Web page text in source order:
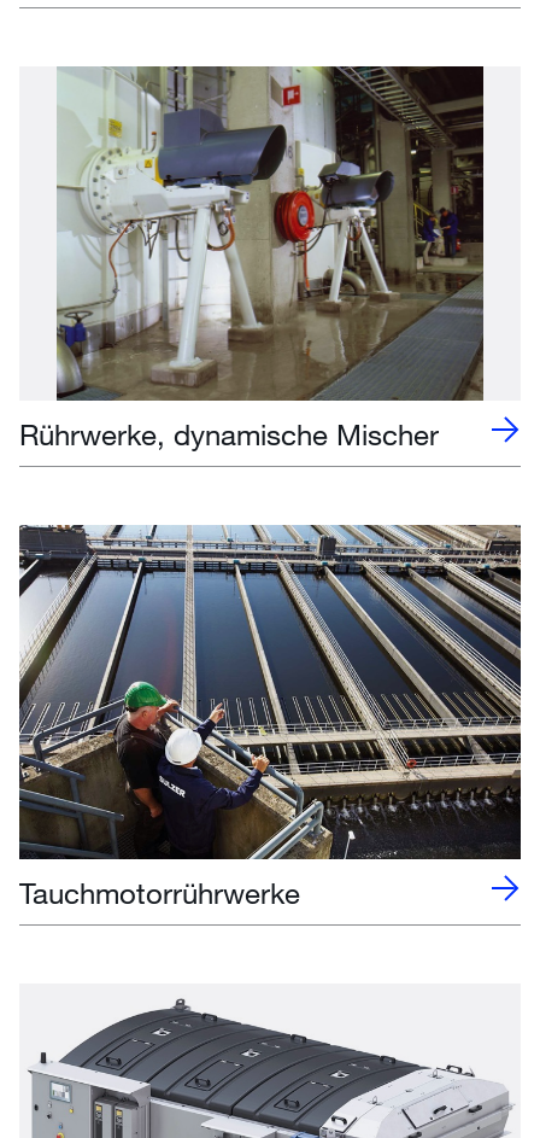
Rührwerke, dynamische Mischer
Tauchmotorrührwerke